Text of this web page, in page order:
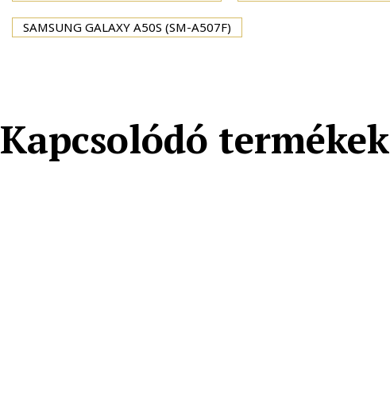
SAMSUNG GALAXY A50S (SM-A507F)
Kapcsolódó termékek